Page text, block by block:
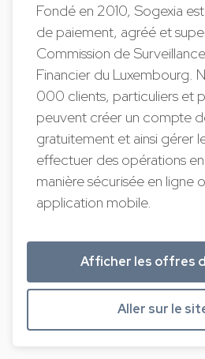
Fondé en 2010, Sogexia
de paiement, agréé et
Commission de
Financier du Luxembourg.
000 clients, particuliers et
peuvent créer un compte
gratuitement et ainsi gérer
effectuer des opérations
manière sécurisée en ligne
application mobile.
Afficher les offres
Aller sur le